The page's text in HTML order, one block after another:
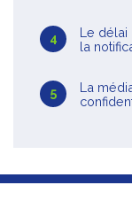
Le délai
la
La